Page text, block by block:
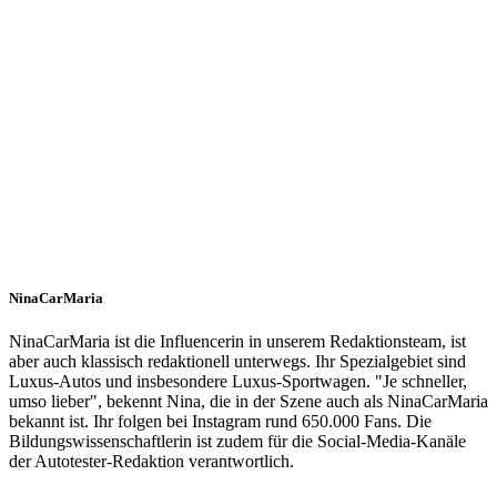
NinaCarMaria
NinaCarMaria ist die Influencerin in unserem Redaktionsteam, ist
aber auch klassisch redaktionell unterwegs. Ihr Spezialgebiet sind
Luxus-Autos und insbesondere Luxus-Sportwagen. "Je schneller,
umso lieber", bekennt Nina, die in der Szene auch als NinaCarMaria
bekannt ist. Ihr folgen bei Instagram rund 650.000 Fans. Die
Bildungswissenschaftlerin ist zudem für die Social-Media-Kanäle
der Autotester-Redaktion verantwortlich.